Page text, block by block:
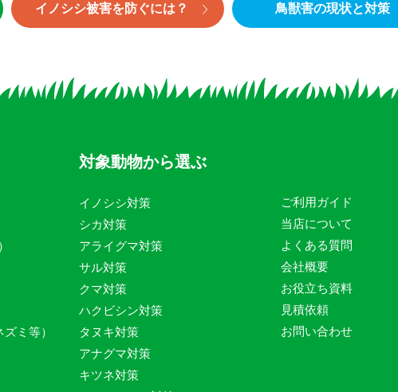
イノシシ被害を防ぐには？ 鳥獣害の現状と対策
ミ等）
対象動物から選ぶ
イノシシ対策
シカ対策
アライグマ対策
サル対策
クマ対策
ハクビシン対策
タヌキ対策
アナグマ対策
キツネ対策
ご利用ガイド
当店について
よくある質問
会社概要
お役立ち資料
見積依頼
お問い合わせ